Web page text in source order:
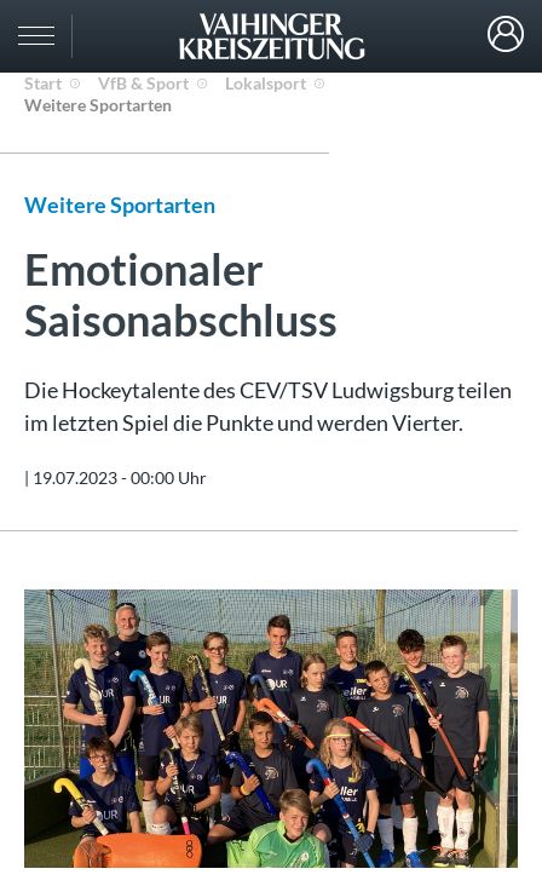
Start VfB & Sport
Lokalsport
Weitere Sportarten
Weitere Sportarten
Emotionaler
Saisonabschluss
Die Hockeytalente des CEV/TSV Ludwigsburg teilen
im letzten Spiel die Punkte und werden Vierter.
| 19.07.2023 - 00:00 Uhr